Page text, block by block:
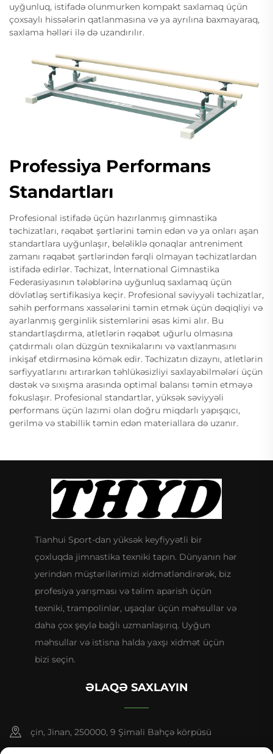
uyğunluq, istifadə olunmurken kompakt saxlamaq üçün
çoxsaylı hissələrin qatlanmasına və ya ayrılına baxmayaraq,
saxlama həlləri ilə də uzandırılır.
Professiya Performans
Standartları
Profesional istifadə üçün hazırlanmış gimnastika
təchizatları, rəqabət şərtlərini təmin edən və ya onları aşan
standartlara uyğunlaşır, beləliklə qonaqlar antreniment
zamanı rəqabət şərtlərindən fərqli olmayan təchizatlardan
istifadə edirlər. Təchizat, İnternational Gimnastika
Federasiyasının tələblərinə uyğunluq saxlamaq üçün
dövlətləş sertifikasiya keçir. Profesional səviyyəli təchizatlar,
səhih performans xassələrini təmin etmək üçün dəqiqliyi və
ayarlanmış gerginlik sistemlərini əsas kimi alır. Bu
standartlaşdırma, atletlərin rəqabət uğurlu olmasına
çatdırmalı olan düzgün texnikalarını və vaxtlanmasını
inkişaf etdirməsinə kömək edir. Təchizatın dizaynı, atletlərin
sərfiyyatlarını artırarkən təhlükəsizliyi saxlayabilmələri üçün
dəstək və sıxışma arasında optimal balansı təmin etməyə
fokuslaşır. Profesional standartlar, yüksək səviyyəli
performans üçün lazımi olan doğru miqdarlı yapışqıcı,
gerilmə və stabillik təmin edən materiallara də uzanır.
Tianhui Sport-dan yüksək keyfiyyətli bir
çoxluqda jimnastika texniki tapın. Dünyanın hər
yerindən müştərilərimizi xidmətləndirərək, biz
profesiya yarışması və təlim aparish üçün
texniki, trampolinlər, uşaqlar üçün məhsullar və
daha çox şeylə bağlı uzmanlaşırıq. Uyğun
məhsullar və istisna halda yaxşı xidmət üçün
bizi seçin.
ƏLAQƏ SAXLAYIN
çin, Jinan, 250000, 9 Şimali Bahçə körpüsü